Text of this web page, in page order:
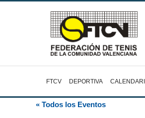
FTCV DEPORTIVA
« Todos los Eventos